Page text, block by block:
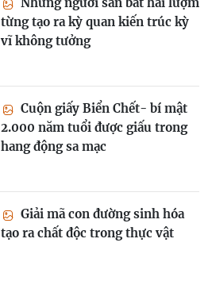
từng tạo ra kỳ quan kiến trúc kỳ
vĩ không tưởng
Cuộn giấy Biển Chết- bí mật
2.000 năm tuổi được giấu trong
hang động sa mạc
Giải mã con đường sinh hóa
tạo ra chất độc trong thực vật